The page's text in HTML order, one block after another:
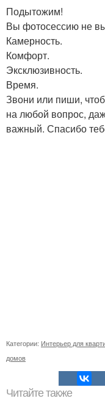
Подытожим!
Вы фотосессию не
Камерность.
Комфорт.
Эксклюзивность.
Время.
Звони или пиши,
на любой вопрос,
важный. Спасибо
Категории: Интерьер для
домов
Читайте также